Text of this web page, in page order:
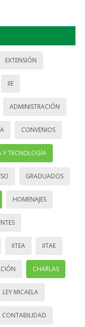
EXTENSIÓN
IIE
ADMINISTRACIÓN
CONVENIOS
Y TECNOLOGÍA
GRADUADOS
HOMENAJES
IITEA IITAE
CHARLAS
LEY MICAELA
CONTABILIDAD